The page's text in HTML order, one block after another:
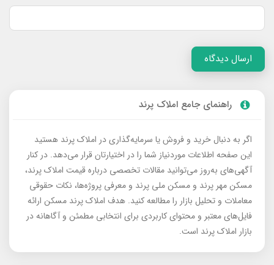
ارسال دیدگاه
راهنمای جامع املاک پرند
اگر به دنبال خرید و فروش یا سرمایه‌گذاری در املاک پرند هستید
این صفحه اطلاعات موردنیاز شما را در اختیارتان قرار می‌دهد. در کنار
آگهی‌های به‌روز می‌توانید مقالات تخصصی درباره قیمت املاک پرند،
مسکن مهر پرند و مسکن ملی پرند و معرفی پروژه‌ها، نکات حقوقی
معاملات و تحلیل بازار را مطالعه کنید. هدف املاک پرند مسکن ارائه
فایل‌های معتبر و محتوای کاربردی برای انتخابی مطمئن و آگاهانه در
بازار املاک پرند است.